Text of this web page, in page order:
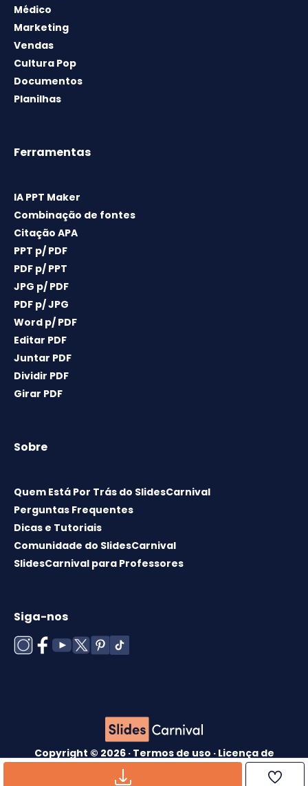
Médico
Marketing
Vendas
Cultura Pop
Documentos
Planilhas
Ferramentas
IA PPT Maker
Combinação de fontes
Citação APA
PPT p/ PDF
PDF p/ PPT
JPG p/ PDF
PDF p/ JPG
Word p/ PDF
Editar PDF
Juntar PDF
Dividir PDF
Girar PDF
Sobre
Quem Está Por Trás do SlidesCarnival
Perguntas Frequentes
Dicas e Tutoriais
Comunidade do SlidesCarnival
SlidesCarnival para Professores
Siga-nos
Copyright © 2026 · Termos de uso · Licença de
Política de cookies
política de
Privacidade